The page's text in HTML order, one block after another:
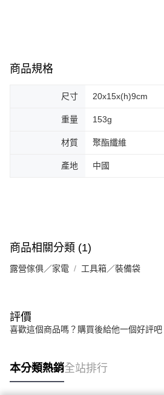
商品規格
尺寸 20x15x(h)9cm
重量 153g
材質 聚酯纖維
產地 中國
商品相關分類 (1)
露營傢俱／家電 工具箱／裝備袋
評價
喜歡這個商品嗎？購買後給他一個好評吧
本分類熱銷全站排行